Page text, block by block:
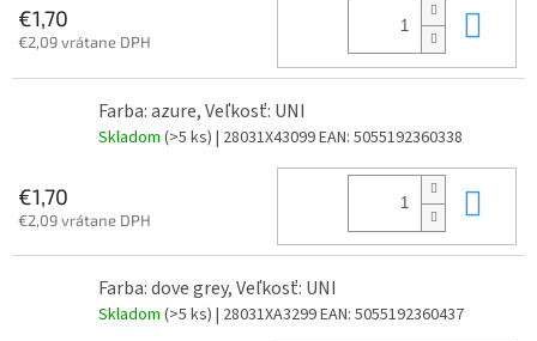
€1,70
€2,09 vrátane DPH
Farba: azure, Veľkosť: UNI
Skladom (>5 ks) | 28031X43099EAN: 5055192360338
€1,70
€2,09 vrátane DPH
Farba: dove grey, Veľkosť: UNI
Skladom (>5 ks) | 28031XA3299EAN: 5055192360437